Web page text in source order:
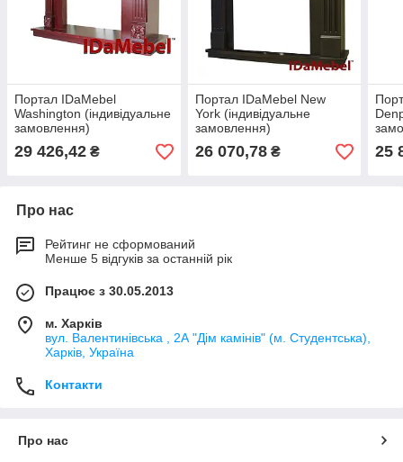
Портал IDaMebel
Washington (індивідуальне
замовлення)
29 426,42 ₴
Портал IDaMebel New
York (індивідуальне
замовлення)
26 070,78₴ 25
Про нас
Рейтинг не сформований
Менше 5 відгуків за останній рік
Працює з 30.05.2013
м. Харків
вул. Валентинівська , 2А "Дім камінів" (м. Студентська),
Харків, Україна
Контакти
Про нас